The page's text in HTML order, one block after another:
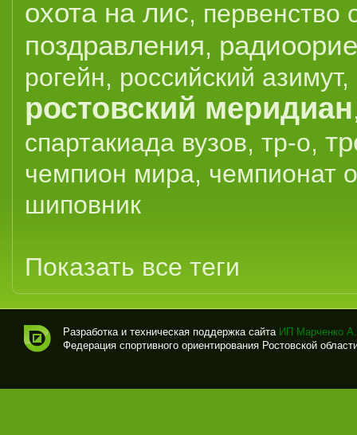
охота на лис, первенство
поздравления,
рогейн, российский азимут,
ростовский меридиан
спартакиада вузов, тр-о,
чемпион мира, чемпионат
шиповник
Показать все теги
вно
Разработка и техническая поддержка сайта ИП Марченко
Федерация спортивного ориентирования Ростовской